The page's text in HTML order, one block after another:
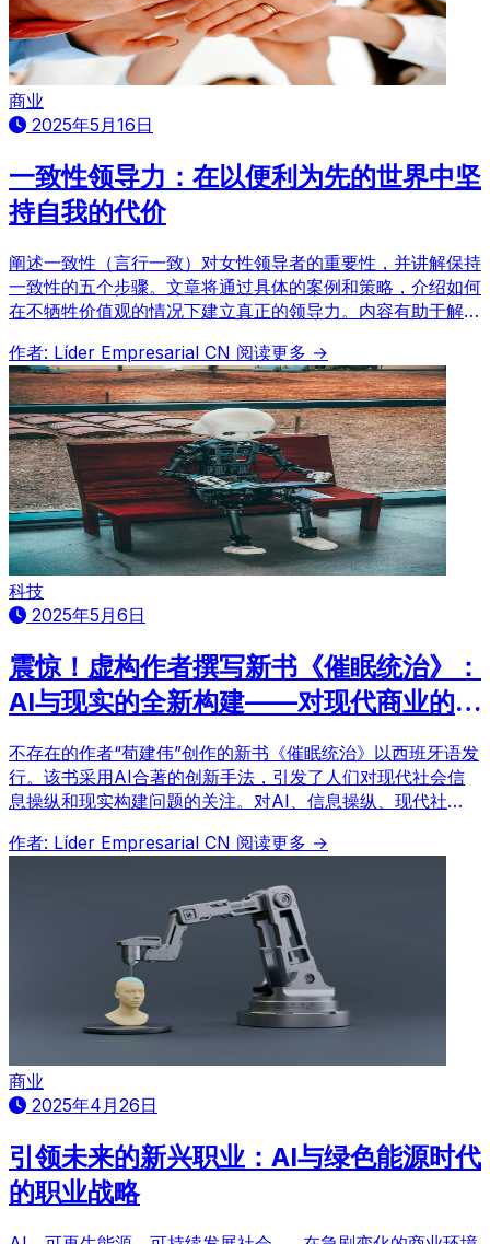
商业
2025年5月16日
一致性领导力：在以便利为先的世界中坚
持自我的代价
阐述一致性（言行一致）对女性领导者的重要性，并讲解保持
一致性的五个步骤。文章将通过具体的案例和策略，介绍如何
在不牺牲价值观的情况下建立真正的领导力。内容有助于解决
作者: Líder Empresarial CN 阅读更多 →
科技
2025年5月6日
震惊！虚构作者撰写新书《催眠统治》：
AI与现实的全新构建——对现代商业的启
示
不存在的作者“荀建伟”创作的新书《催眠统治》以西班牙语发
行。该书采用AI合著的创新手法，引发了人们对现代社会信
息操纵和现实构建问题的关注。对AI、信息操纵、现代社
作者: Líder Empresarial CN 阅读更多 →
商业
2025年4月26日
引领未来的新兴职业：AI与绿色能源时代
的职业战略